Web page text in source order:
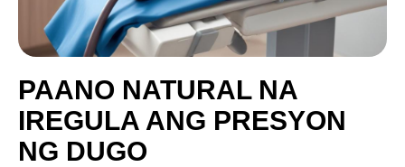
PAANO NATURAL NA
IREGULA ANG PRESYON
NG DUGO